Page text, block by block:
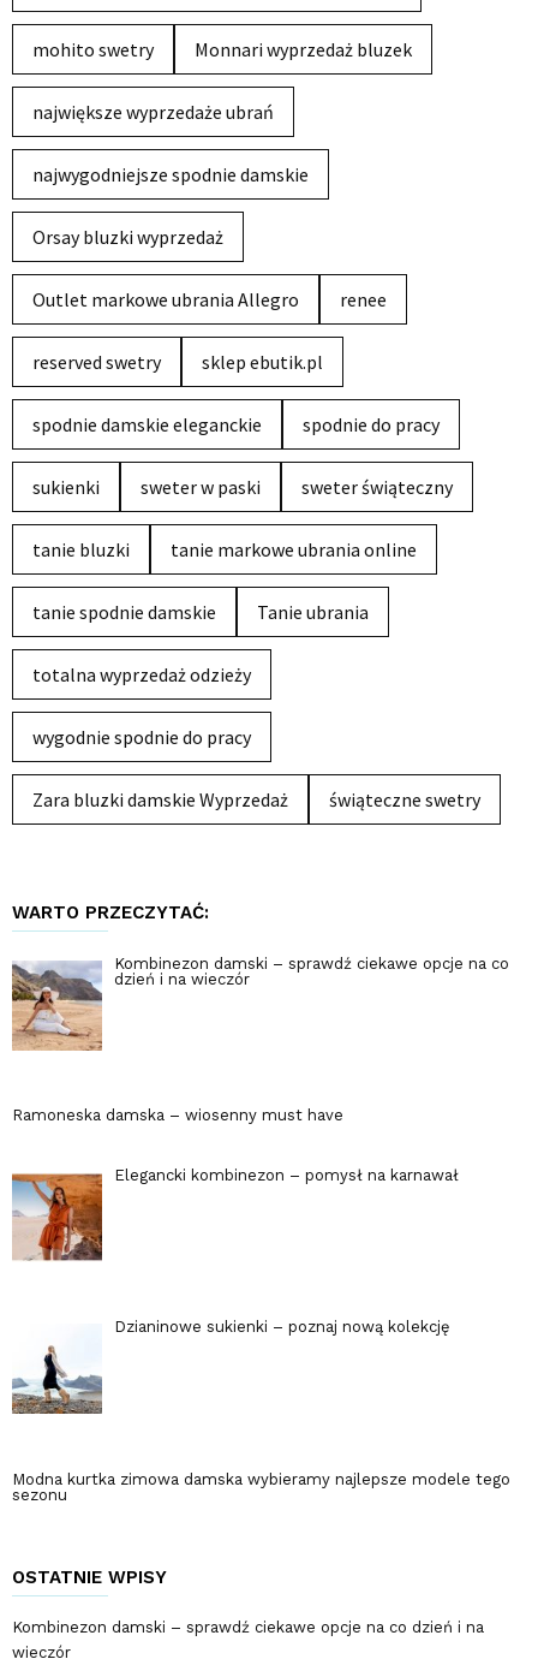
mohito swetry Monnari wyprzedaż bluzek
największe wyprzedaże ubrań
najwygodniejsze spodnie damskie
Orsay bluzki wyprzedaż
Outlet markowe ubrania Allegro renee
reserved swetry sklep ebutik.pl
spodnie damskie eleganckie spodnie do pracy
sukienki sweter w paski sweter świąteczny
tanie bluzki tanie markowe ubrania online
tanie spodnie damskie Tanie ubrania
totalna wyprzedaż odzieży
wygodnie spodnie do pracy
Zara bluzki damskie Wyprzedaż świąteczne swetry
WARTO PRZECZYTAĆ:
Kombinezon damski – sprawdź ciekawe opcje na co
dzień i na wieczór
Ramoneska damska – wiosenny must have
Elegancki kombinezon – pomysł na karnawał
Dzianinowe sukienki – poznaj nową kolekcję
Modna kurtka zimowa damska wybieramy najlepsze modele tego
sezonu
OSTATNIE WPISY
Kombinezon damski – sprawdź ciekawe opcje na co dzień i na
wieczór